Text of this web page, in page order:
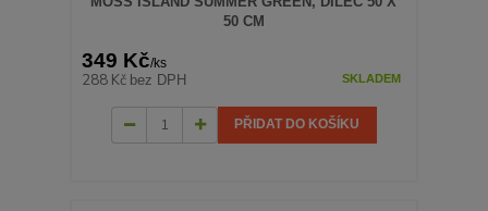
50 CM
349 Kč/ks
288 Kč bez DPH SKLADEM
PŘIDAT DO KOŠÍKU